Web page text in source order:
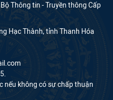
Thông tin - Truyền thông Cấp
Hạc Thành, tỉnh Thanh Hóa
nếu không có sự chấp thuận